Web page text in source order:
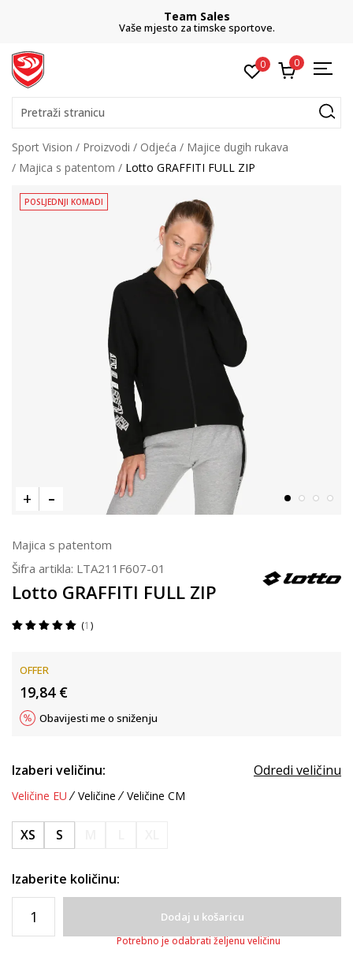
Team Sales
Vaše mjesto za timske sportove.
0 0
Pretraži stranicu
Sport Vision Proizvodi Odjeća
Majice dugih rukava
Majica s patentom
Lotto GRAFFITI FULL ZIP
POSLJEDNJI KOMADI
Majica s patentom
Šifra artikla: LTA211F607-01
Lotto GRAFFITI FULL ZIP
1
OFFER
19,84 €
Obavijesti me o sniženju
Izaberi veličinu: Odredi veličinu
Veličine EU Veličine Veličine CM
XS S
Izaberite količinu:
Dodaj u košaricu
Potrebno je odabrati željenu veličinu